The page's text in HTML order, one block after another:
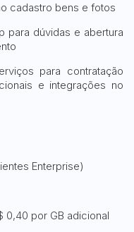
cadastro bens e fotos
para dúvidas e abertura
para contratação
e integrações no
Enterprise)
0,40 por GB adicional